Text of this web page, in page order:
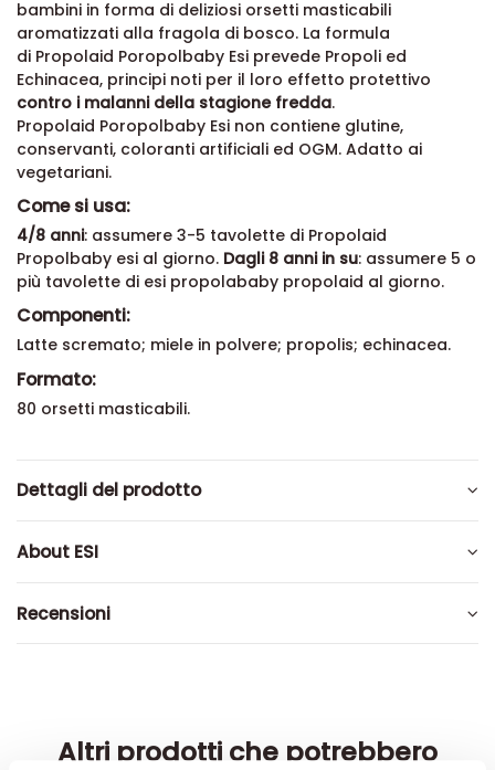
bambini in forma di deliziosi orsetti masticabili
aromatizzati alla fragola di bosco. La formula
di Propolaid Poropolbaby Esi prevede Propoli ed
Echinacea, principi noti per il loro effetto protettivo
contro i malanni della stagione fredda.
Propolaid Poropolbaby Esi non contiene glutine,
conservanti, coloranti artificiali ed OGM. Adatto ai
vegetariani.
Come si usa:
4/8 anni: assumere 3-5 tavolette di Propolaid
Propolbaby esi al giorno. Dagli 8 anni in su: assumere 5 o
più tavolette di esi propolababy propolaid al giorno.
Componenti:
Latte scremato; miele in polvere; propolis; echinacea.
Formato:
80 orsetti masticabili.
Dettagli del prodotto
About ESI
Recensioni
Altri prodotti che potrebbero